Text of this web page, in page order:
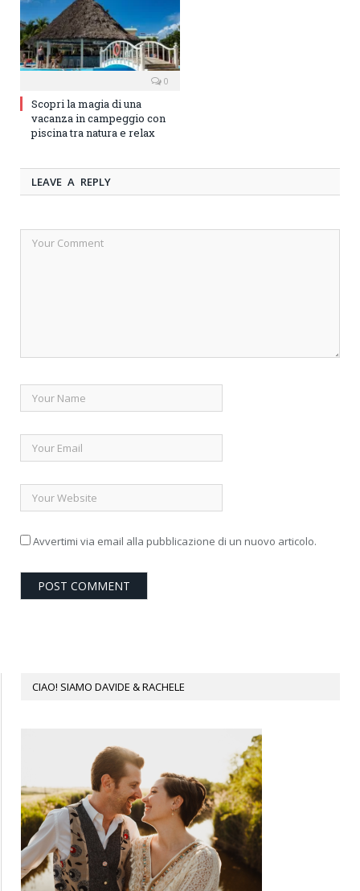
0
Scopri la magia di una
vacanza in campeggio con
piscina tra natura e relax
LEAVE A REPLY
Avvertimi via email alla pubblicazione di un nuovo articolo.
CIAO! SIAMO DAVIDE & RACHELE